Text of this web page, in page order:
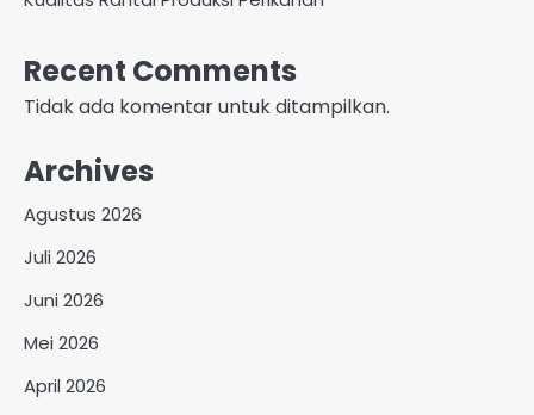
Recent Comments
Tidak ada komentar untuk ditampilkan.
Archives
Agustus 2026
Juli 2026
Juni 2026
Mei 2026
April 2026